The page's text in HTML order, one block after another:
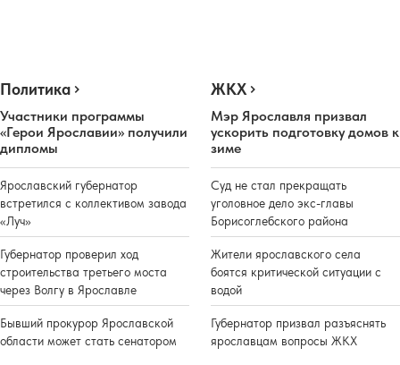
Политика
Участники программы
«Герои Ярославии» получили
дипломы
Ярославский губернатор
встретился с коллективом завода
«Луч»
Губернатор проверил ход
строительства третьего моста
через Волгу в Ярославле
Бывший прокурор Ярославской
области может стать сенатором
ЖКХ
Мэр Ярославля призвал
ускорить подготовку домов к
зиме
Суд не стал прекращать
уголовное дело экс-главы
Борисоглебского района
Жители ярославского села
боятся критической ситуации с
водой
Губернатор призвал разъяснять
ярославцам вопросы ЖКХ